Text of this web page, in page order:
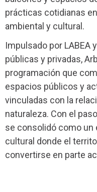
prácticas cotidianas
ambiental y cultural.
Impulsado por LABEA
públicas y privadas,
programación que
espacios públicos y
vinculadas con la
naturaleza. Con el
se consolidó como un
cultural donde el
convertirse en parte